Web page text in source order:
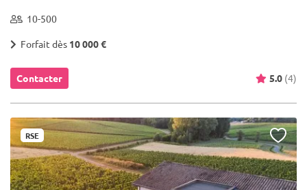
10-500
Forfait dès 10 000 €
Contacter 5.0 (4)
RSE